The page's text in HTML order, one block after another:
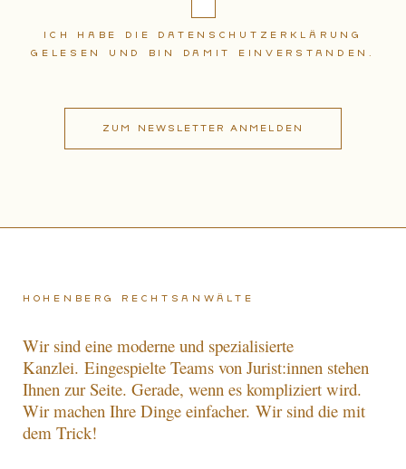
Ich habe die Datenschutzerklärung
gelesen und bin damit einverstanden.
Hohenberg Rechtsanwälte
Wir sind eine moderne und spezialisierte
Kanzlei. Eingespielte Teams von Jurist:innen stehen
Ihnen zur Seite. Gerade, wenn es kompliziert wird.
Wir machen Ihre Dinge einfacher. Wir sind die mit
dem Trick!